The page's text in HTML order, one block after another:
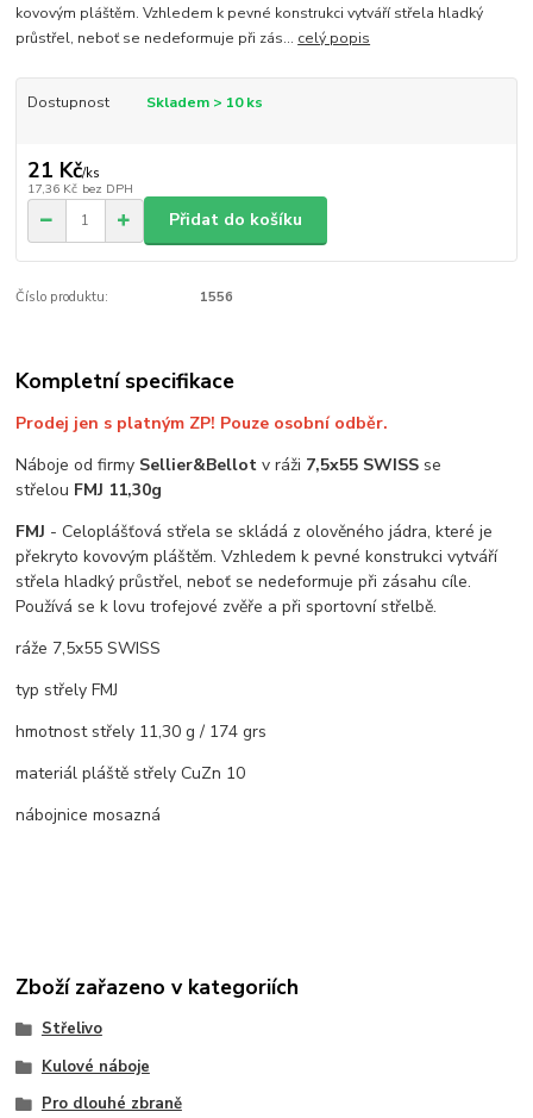
kovovým pláštěm. Vzhledem k pevné konstrukci vytváří střela hladký
průstřel, neboť se nedeformuje při zás... celý popis
Dostupnost Skladem > 10 ks
21 Kč/ks
17,36 Kč bez DPH
Přidat do košíku
Číslo produktu: 1556
Kompletní specifikace
Prodej jen s platným ZP! Pouze osobní odběr.
Náboje od firmy Sellier&Bellot v ráži 7,5x55 SWISS se
střelou FMJ 11,30g
FMJ - Celoplášťová střela se skládá z olověného jádra, které je
překryto kovovým pláštěm. Vzhledem k pevné konstrukci vytváří
střela hladký průstřel, neboť se nedeformuje při zásahu cíle.
Používá se k lovu trofejové zvěře a při sportovní střelbě.
ráže 7,5x55 SWISS
typ střely FMJ
hmotnost střely 11,30 g / 174 grs
materiál pláště střely CuZn 10
nábojnice mosazná
Zboží zařazeno v kategoriích
Střelivo
Kulové náboje
Pro dlouhé zbraně